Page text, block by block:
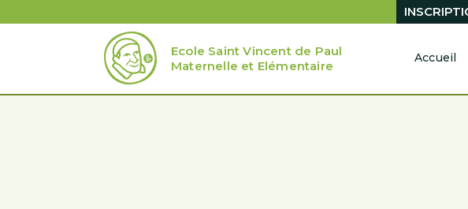
Ecole Saint Vincent de Paul
Maternelle et Elémentaire
Accueil